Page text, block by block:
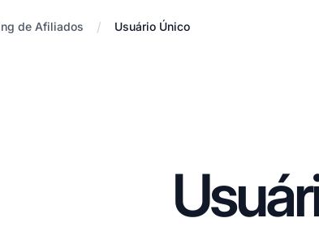
de Afiliados / Usuário Único